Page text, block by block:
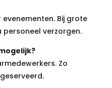
Bij grote
personeel verzorgen.
Zo